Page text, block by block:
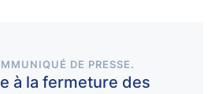
DE PRESSE.
à la fermeture des